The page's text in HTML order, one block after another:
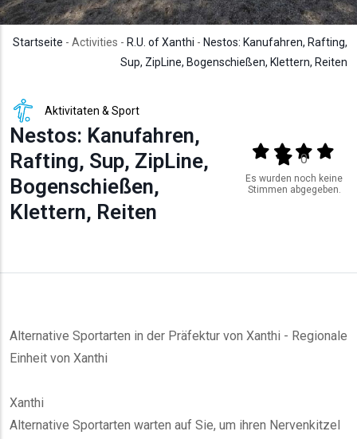
Startseite - Activities - R.U. of Xanthi - Nestos: Kanufahren, Rafting,
Sup, ZipLine, Bogenschießen, Klettern, Reiten
Aktivitaten & Sport
Nestos: Kanufahren,
Rafting, Sup, ZipLine,
Bogenschießen,
Klettern, Reiten
Output format
(star)(star)(star)
(star)
0
Es wurden noch keine
Stimmen abgegeben.
Alternative Sportarten in der Präfektur von Xanthi - Regionale
Einheit von Xanthi
Xanthi
Alternative Sportarten warten auf Sie, um ihren Nervenkitzel